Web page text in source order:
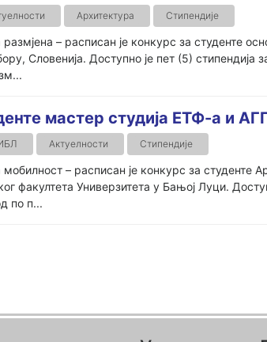
Архитектура Стипендије
– расписан је конкурс за студенте
Словенија. Доступно је пет (5) стипендија
мастер студија ЕТФ-а и
Актуелности Стипендије
– расписан је конкурс за студенте
факултета Универзитета у Бањој Луци.
по п...